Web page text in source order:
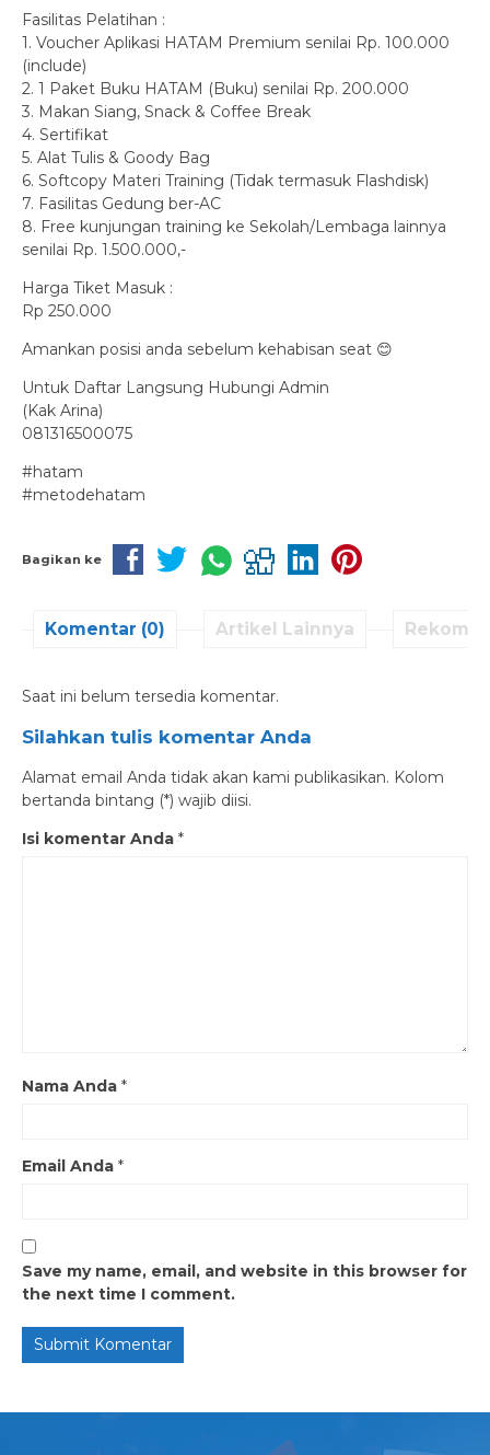
Fasilitas Pelatihan :
1. Voucher Aplikasi HATAM Premium senilai Rp. 100.000
(include)
2. 1 Paket Buku HATAM (Buku) senilai Rp. 200.000
3. Makan Siang, Snack & Coffee Break
4. Sertifikat
5. Alat Tulis & Goody Bag
6. Softcopy Materi Training (Tidak termasuk Flashdisk)
7. Fasilitas Gedung ber-AC
8. Free kunjungan training ke Sekolah/Lembaga lainnya
senilai Rp. 1.500.000,-
Harga Tiket Masuk :
Rp 250.000
Amankan posisi anda sebelum kehabisan seat 😊
Untuk Daftar Langsung Hubungi Admin
(Kak Arina)
081316500075
#hatam
#metodehatam
Bagikan ke
Komentar (0) Artikel Lainnya
Saat ini belum tersedia komentar.
Silahkan tulis komentar Anda
Alamat email Anda tidak akan kami publikasikan. Kolom
bertanda bintang (*) wajib diisi.
Isi komentar Anda *
Nama Anda *
Email Anda *
Save my name, email, and website in this browser for
the next time I comment.